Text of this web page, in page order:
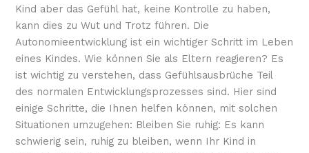
Kind aber das Gefühl hat, keine Kontrolle zu haben,
kann dies zu Wut und Trotz führen. Die
Autonomieentwicklung ist ein wichtiger Schritt im Leben
eines Kindes. Wie können Sie als Eltern reagieren? Es
ist wichtig zu verstehen, dass Gefühlsausbrüche Teil
des normalen Entwicklungsprozesses sind. Hier sind
einige Schritte, die Ihnen helfen können, mit solchen
Situationen umzugehen: Bleiben Sie ruhig: Es kann
schwierig sein, ruhig zu bleiben, wenn Ihr Kind in